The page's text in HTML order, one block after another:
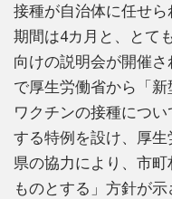
接種が自治体に任せ
期間は4カ月と、とて
向けの説明会が開催
で厚生労働省から「
ワクチンの接種につ
する特例を設け、厚
県の協力により、市
ものとする」方針が